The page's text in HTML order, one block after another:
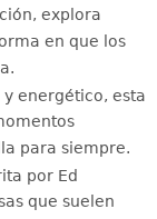
explora
en que los
energético, esta
para siempre.
por Ed
que suelen